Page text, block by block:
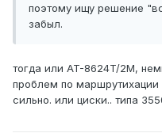
поэтому ищу решение
забыл.
тогда или AT-8624T/2M,
проблем по маршрутихации
сильно. или циски.. типа